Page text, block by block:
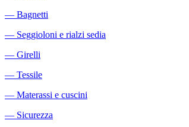
― Bagnetti
― Seggioloni e rialzi sedia
― Girelli
― Tessile
― Materassi e cuscini
― Sicurezza